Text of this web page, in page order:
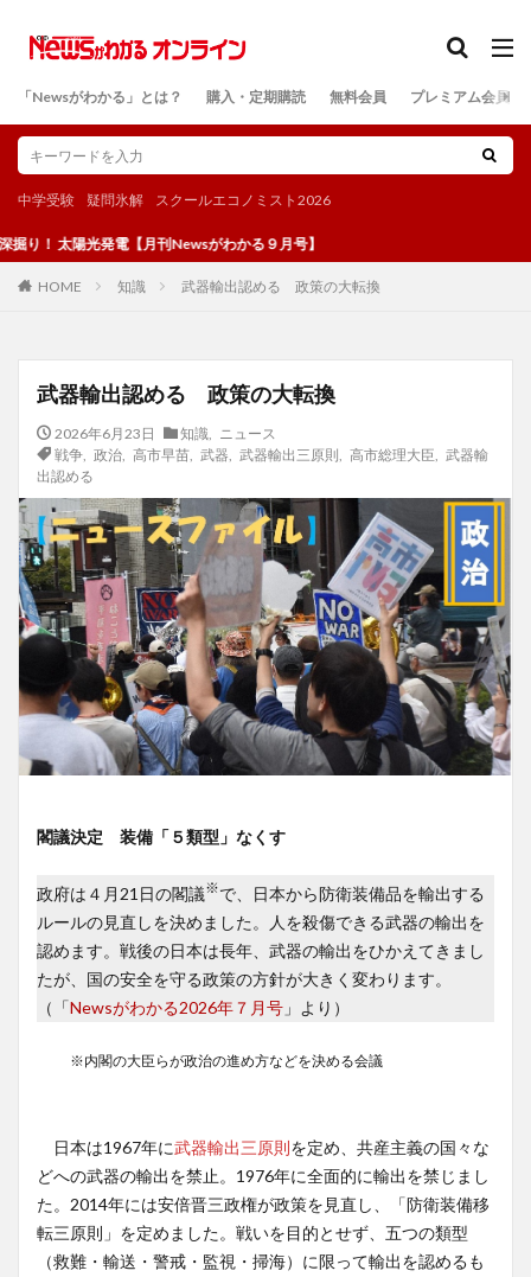
「Newsがわかる」とは？ 購入・定期購読 無料会員 プレミアム会員
中学受験 疑問氷解 スクールエコノミスト2026
陽光発電【月刊Newsがわかる９月号】
HOME 知識 武器輸出認める 政策の大転換
武器輸出認める 政策の大転換
2026年6月23日 知識
ニュース
戦争, 政治, 高市早苗, 武器 武器輸出三原則 高市総理大臣
武器輸
出認める
閣議決定 装備「５類型」なくす
政府は４月21日の閣議※で、日本から防衛装備品を輸出する
ルールの見直しを決めました。人を殺傷できる武器の輸出を
認めます。戦後の日本は長年、武器の輸出をひかえてきまし
たが、国の安全を守る政策の方針が大きく変わります。
（「Newsがわかる2026年７月号 」より）
※内閣の大臣らが政治の進め方などを決める会議
日本は1967年に武器輸出三原則を定め、共産主義の国々な
どへの武器の輸出を禁止。1976年に全面的に輸出を禁じまし
た。2014年には安倍晋三政権が政策を見直し、「防衛装備移
転三原則」を定めました。戦いを目的とせず、五つの類型
（救難・輸送・警戒・監視・掃海）に限って輸出を認めるも
検索